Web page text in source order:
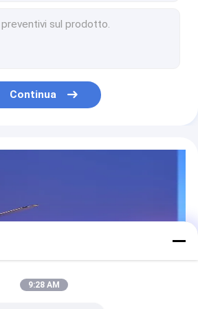
stile americano Lavello igienico in acciaio inossidabile
commerciale forma arco di acciaio inossidabile lavandino utilitario 250mm
inossidabile a forma di L, lavandino lucidato
Continua
9:28 AM